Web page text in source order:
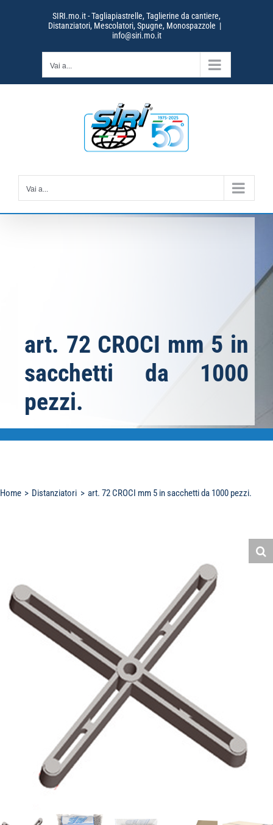
SIRI.mo.it - Tagliapiastrelle, Taglierine da cantiere,
Distanziatori, Mescolatori, Spugne, Monospazzole |
info@siri.mo.it
Vai a...
Vai a...
art. 72 CROCI mm 5 in
sacchetti da 1000
pezzi.
Home Distanziatori art. 72 CROCI mm 5 in sacchetti da 1000 pezzi.